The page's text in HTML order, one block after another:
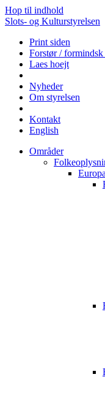
Hop til indhold
Slots- og Kulturstyrelsen
Print siden
Forstør / formindsk
Laes hoejt
Nyheder
Om styrelsen
Kontakt
English
Områder